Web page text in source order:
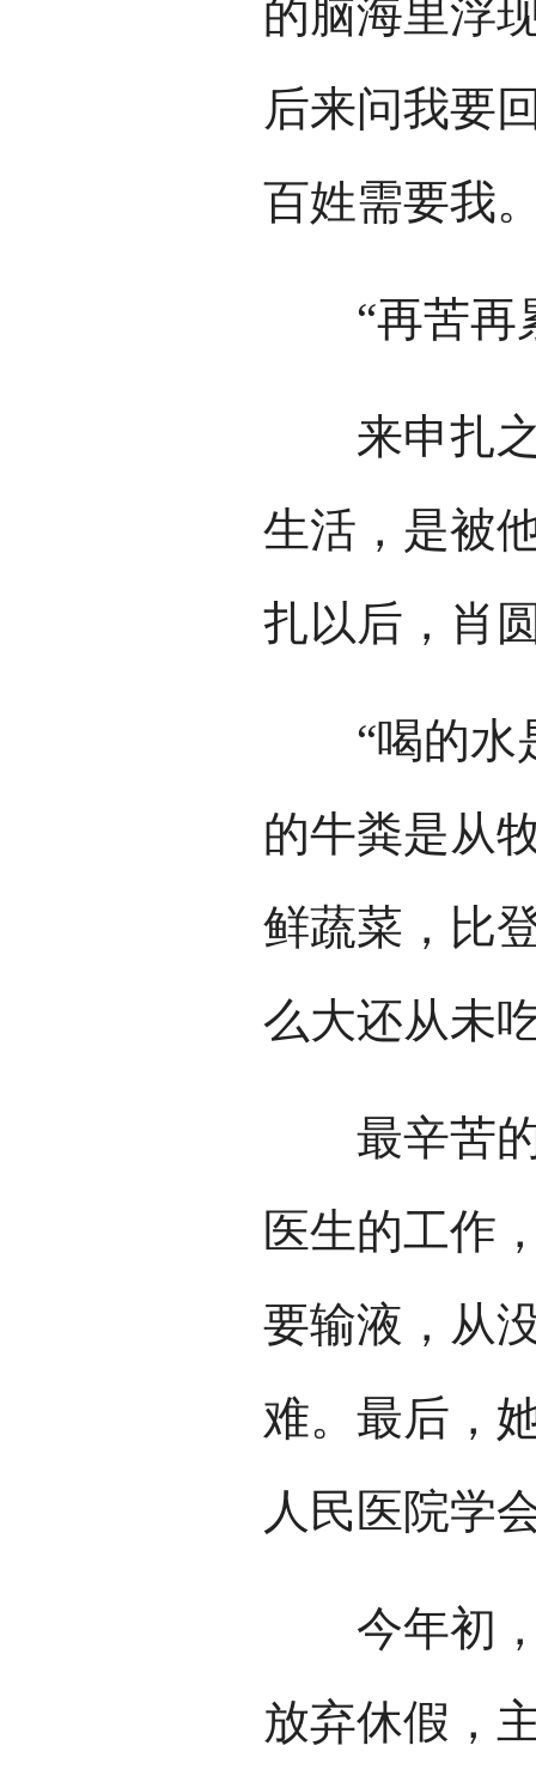
的脑海里浮
后来问我要
百姓需要我
“再苦再累
来申扎之
生活，是被
扎以后，肖
“喝的水是
的牛粪是从
鲜蔬菜，比
么大还从未
最辛苦的
医生的工作
要输液，从
难。最后，
人民医院学
今年初，
放弃休假，